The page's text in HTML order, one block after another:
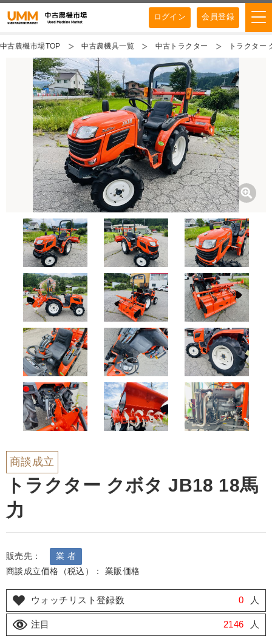
ログイン 会員登録
中古農機市場TOP 中古農機具一覧 中古トラクター トラクター
商談成立
トラクター クボタ JB18 18馬
力
販売先：
業 者
商談成立価格（税込）： 業販価格
ウォッチリスト登録数 0 人
注目 2146 人